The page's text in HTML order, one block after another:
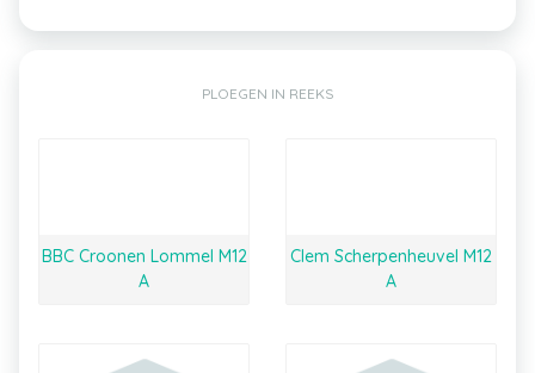
PLOEGEN IN REEKS
BBC Croonen Lommel M12
A
Clem Scherpenheuvel M12
A